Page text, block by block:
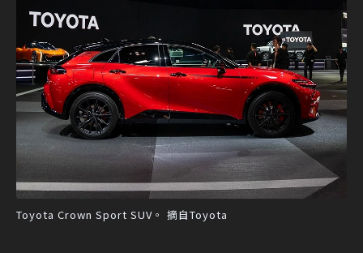
Toyota Crown Sport SUV。 摘自Toyota